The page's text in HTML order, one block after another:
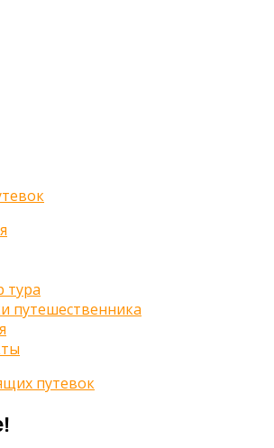
тура
путешественника